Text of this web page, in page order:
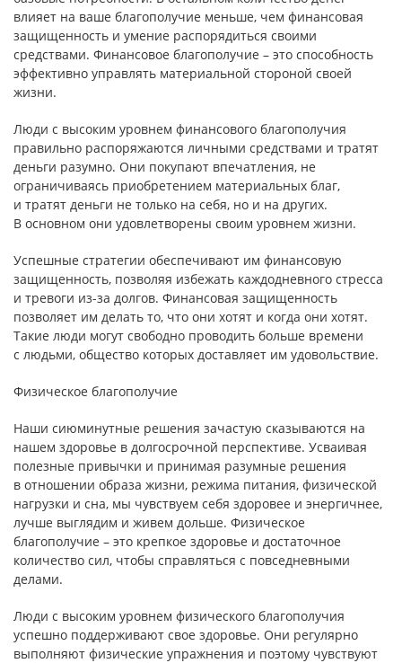
влияет на ваше благополучие меньше, чем финансовая
защищенность и умение распорядиться своими
средствами. Финансовое благополучие – это способность
эффективно управлять материальной стороной своей
жизни.
Люди с высоким уровнем финансового благополучия
правильно распоряжаются личными средствами и тратят
деньги разумно. Они покупают впечатления, не
ограничиваясь приобретением материальных благ,
и тратят деньги не только на себя, но и на других.
В основном они удовлетворены своим уровнем жизни.
Успешные стратегии обеспечивают им финансовую
защищенность, позволяя избежать каждодневного стресса
и тревоги из-за долгов. Финансовая защищенность
позволяет им делать то, что они хотят и когда они хотят.
Такие люди могут свободно проводить больше времени
с людьми, общество которых доставляет им удовольствие.
Физическое благополучие
Наши сиюминутные решения зачастую сказываются на
нашем здоровье в долгосрочной перспективе. Усваивая
полезные привычки и принимая разумные решения
в отношении образа жизни, режима питания, физической
нагрузки и сна, мы чувствуем себя здоровее и энергичнее,
лучше выглядим и живем дольше. Физическое
благополучие – это крепкое здоровье и достаточное
количество сил, чтобы справляться с повседневными
делами.
Люди с высоким уровнем физического благополучия
успешно поддерживают свое здоровье. Они регулярно
выполняют физические упражнения и поэтому чувствуют